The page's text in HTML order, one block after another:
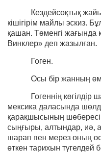
Кездейсоқтық
кішігірім майлы эскиз.
қашан. Төменгі жағында
Винклер» деп жазылған.
Гоген.
Осы бір жанның
Гогеннің
мексика даласында
қарақшысының
сыңғыры, алтындар, иә,
шарап пен мерез оның
өткен тарихын